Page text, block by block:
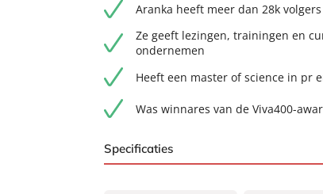
Aranka heeft meer dan 28k
Ze geeft lezingen, trainingen en
ondernemen
Heeft een master of science in pr
Was winnares van de Viva400-
Specificaties